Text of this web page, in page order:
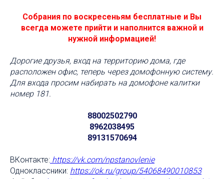
Собрания по воскресеньям бесплатные и Вы
всегда можете прийти и наполнится важной и
нужной информацией!
Дорогие друзья, вход на территорию дома, где
расположен офис, теперь через домофонную систему.
Для входа просим набирать на домофоне калитки
номер 181.
88002502790
8962038495
89131570694
ВКонтакте: https://vk.com/npstanovlenie
Одноклассники: https://ok.ru/group/54068490010853